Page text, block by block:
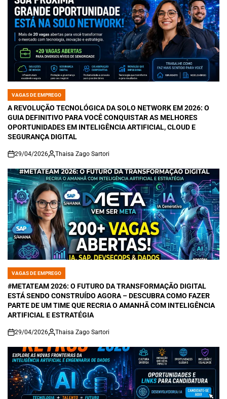
POSTED
IN
VAGAS DE EMPREGO
A REVOLUÇÃO TECNOLÓGICA DA SOLO NETWORK EM 2026: O
GUIA DEFINITIVO PARA VOCÊ CONQUISTAR AS MELHORES
OPORTUNIDADES EM INTELIGÊNCIA ARTIFICIAL, CLOUD E
SEGURANÇA DIGITAL
on
29/04/2026 Thaisa Zago Sartori
POSTED
IN
VAGAS DE EMPREGO
#METATEAM 2026: O FUTURO DA TRANSFORMAÇÃO DIGITAL
ESTÁ SENDO CONSTRUÍDO AGORA – DESCUBRA COMO FAZER
PARTE DE UM TIME QUE RECRIA O AMANHÃ COM INTELIGÊNCIA
ARTIFICIAL E ESTRATÉGIA
on
29/04/2026 Thaisa Zago Sartori